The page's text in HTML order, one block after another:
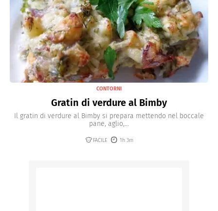
CONTORNI
Gratin di verdure al Bimby
Il gratin di verdure al Bimby si prepara mettendo nel boccale
pane, aglio,...
FACILE 1h 3m